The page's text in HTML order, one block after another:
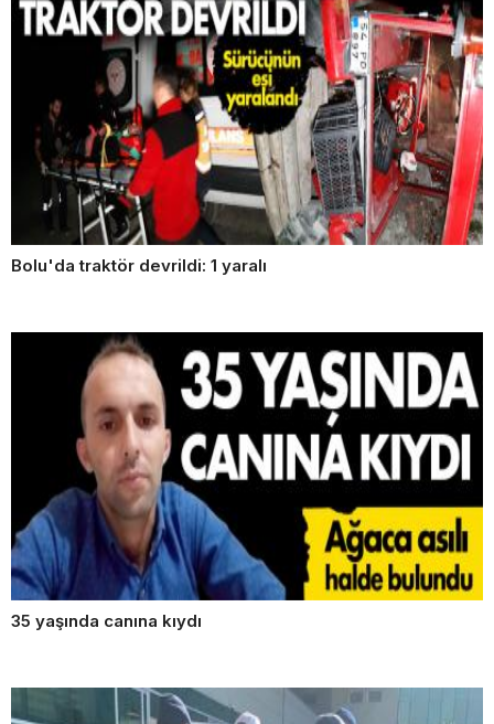
Bolu'da traktör devrildi: 1 yaralı
35 yaşında canına kıydı